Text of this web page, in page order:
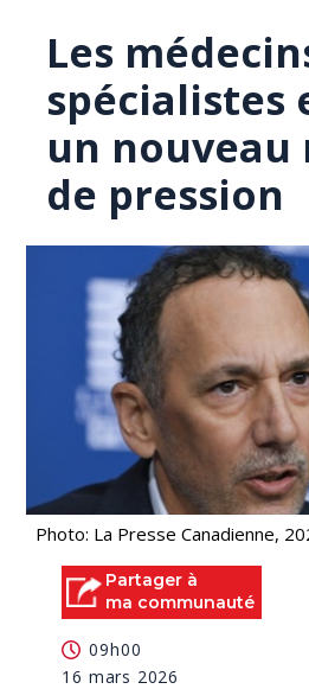
Les
spécialistes
un nouveau
de pression
Photo: La Presse Canadienne,
Partager à
ma communauté
09h00
16 mars 2026